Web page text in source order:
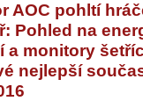
AOC pohltí
Pohled na
a monitory
nejlepší